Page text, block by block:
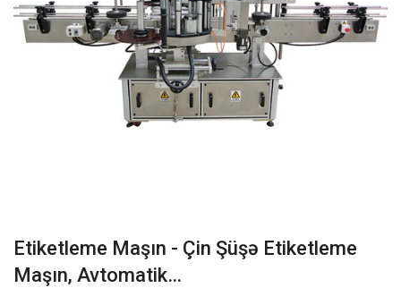
Etiketleme Maşın - Çin Şüşə Etiketleme
Maşın, Avtomatik…